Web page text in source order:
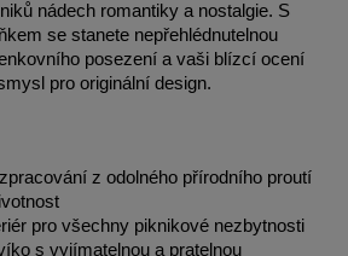
nádech romantiky a nostalgie. S
se stanete nepřehlédnutelnou
posezení a vaši blízcí ocení
pro originální design.
z odolného přírodního proutí
pro všechny piknikové nezbytnosti
s vyjímatelnou a pratelnou